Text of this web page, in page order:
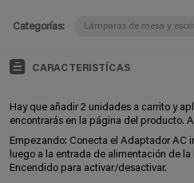
Categorías: Lámparas de mesa y
CARACTERISTÍCAS
Hay que añadir 2 unidades a carrito y
encontrarás en la página del producto.
Empezando: Conecta el Adaptador AC
luego a la entrada de alimentación de
Encendido para activar/desactivar.